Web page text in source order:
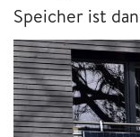
Speicher ist